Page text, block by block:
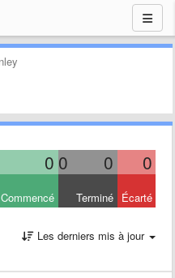
0 0 0 0
Commencé Terminé Écarté
Les derniers mis à jour